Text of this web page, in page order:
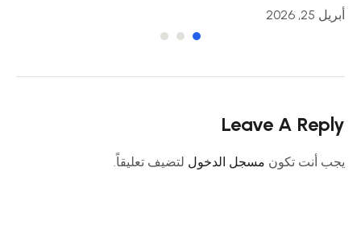
أبريل 25, 2026
Leave A Reply
يجب أنت تكون مسجل الدخول لتضيف تعليقاً.